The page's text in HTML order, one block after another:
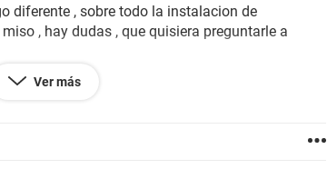
diferente , sobre todo la instalacion de
, hay dudas , que quisiera preguntarle a
Ver más